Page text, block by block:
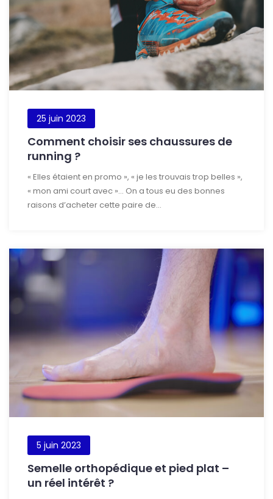
25 juin 2023
Comment choisir ses chaussures de
running ?
« Elles étaient en promo », « je les trouvais trop belles »,
« mon ami court avec »… On a tous eu des bonnes
raisons d’acheter cette paire de...
5 juin 2023
Semelle orthopédique et pied plat –
un réel intérêt ?